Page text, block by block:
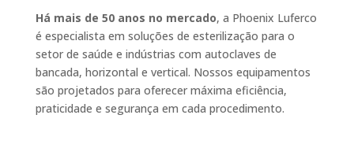
Há mais de 50 anos no mercado, a Phoenix Luferco
é especialista em soluções de esterilização para o
setor de saúde e indústrias com autoclaves de
bancada, horizontal e vertical. Nossos equipamentos
são projetados para oferecer máxima eficiência,
praticidade e segurança em cada procedimento.